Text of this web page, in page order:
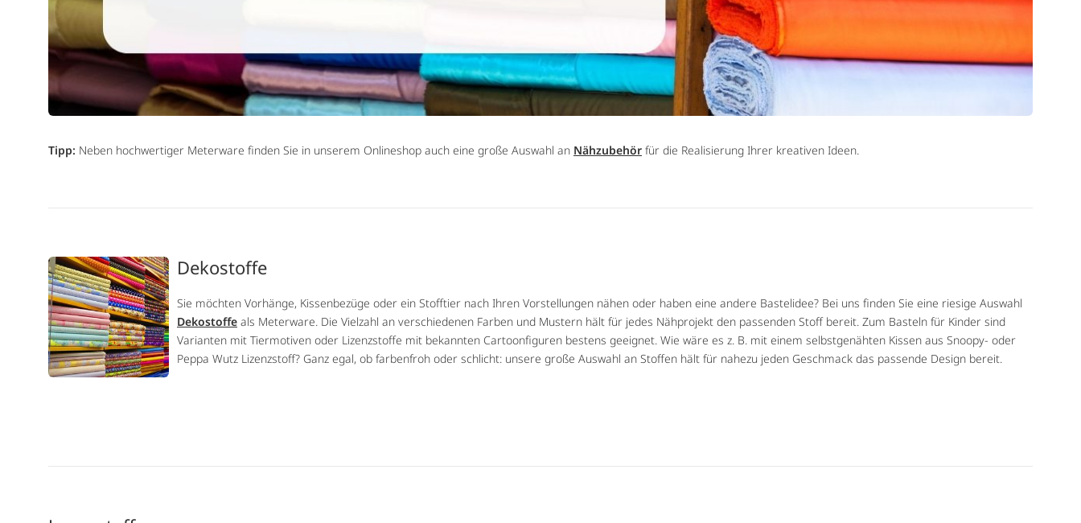
Tipp: Neben hochwertiger Meterware finden Sie in unserem Onlineshop auch eine große Auswahl an Nähzubehör für die Realisierung Ihrer kreativen Ideen.
Dekostoffe
Sie möchten Vorhänge, Kissenbezüge oder ein Stofftier nach Ihren Vorstellungen nähen oder haben eine andere Bastelidee? Bei uns finden Sie eine riesige Auswahl
Dekostoffe als Meterware. Die Vielzahl an verschiedenen Farben und Mustern hält für jedes Nähprojekt den passenden Stoff bereit. Zum Basteln für Kinder sind
Varianten mit Tiermotiven oder Lizenzstoffe mit bekannten Cartoonfiguren bestens geeignet. Wie wäre es z. B. mit einem selbstgenähten Kissen aus Snoopy- oder
Peppa Wutz Lizenzstoff? Ganz egal, ob farbenfroh oder schlicht: unsere große Auswahl an Stoffen hält für nahezu jeden Geschmack das passende Design bereit.